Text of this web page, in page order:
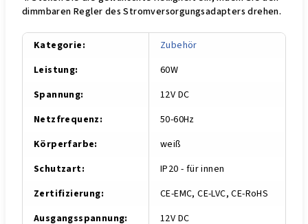
dimmbaren Regler des Stromversorgungsadapters drehen.
Kategorie:
Zu­be­hör
Leistung:
60W
Spannung:
12V DC
Netzfrequenz:
50-60Hz
Körperfarbe:
weiß
Schutzart:
IP20 - für innen
Zertifizierung:
CE-EMC, CE-LVC, CE-RoHS
Ausgangsspannung:
12V DC